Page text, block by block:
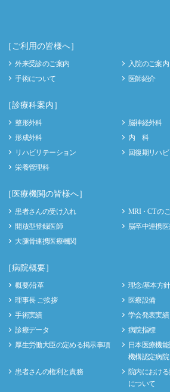
［ご利用の皆様へ］
外来受診のご案内
入院のご案内
手術について
医師紹介
［診療科案内］
整形外科
脳神経外科
形成外科
内 科
リハビリテーション
回復期リハ
栄養管理科
［医療機関の皆様へ］
患者さんの受け入れ
MRI・CT の
開放型登録医師
脳卒中連携
大腿骨連携医療機関
［病院概要］
概要/沿革
理念/基本方針
理事長 ご挨拶
医療設備
手術実績
学会発表実績
診療データ
病院指標
厚生労働大臣の定める掲示事項
日本医療機
機構認定病院
患者さんの権利と責務
院内におけ
について